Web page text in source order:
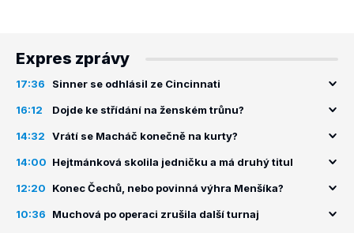
Expres zprávy
17:36 Sinner se odhlásil ze Cincinnati
16:12 Dojde ke střídání na ženském trůnu?
14:32 Vrátí se Macháč konečně na kurty?
14:00 Hejtmánková skolila jedničku a má druhý titul
12:20 Konec Čechů, nebo povinná výhra Menšíka?
10:36 Muchová po operaci zrušila další turnaj